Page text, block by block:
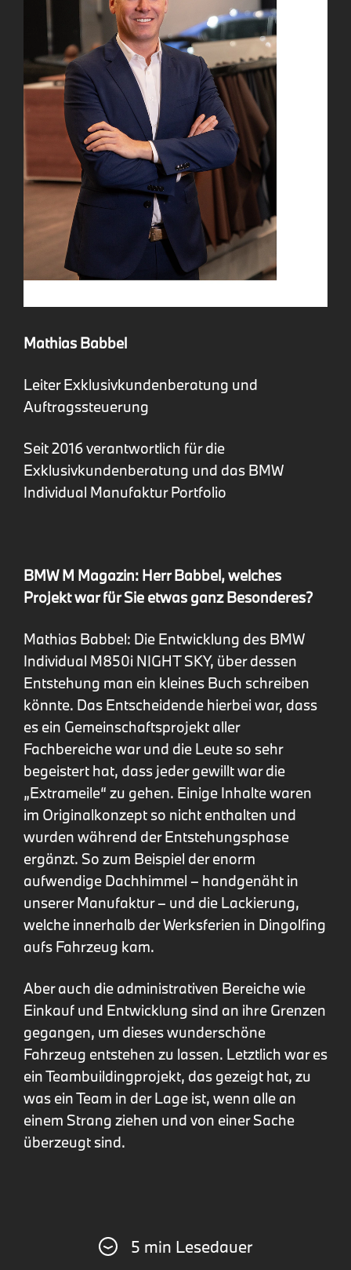
5 min Lesedauer
Mathias Babbel
Leiter Exklusivkundenberatung und
Auftragssteuerung
Seit 2016 verantwortlich für die
Exklusivkundenberatung und das BMW
Individual Manufaktur Portfolio
BMW M Magazin: Herr Babbel, welches
Projekt war für Sie etwas ganz Besonderes?
Mathias Babbel: Die Entwicklung des BMW
Individual M850i NIGHT SKY, über dessen
Entstehung man ein kleines Buch schreiben
könnte. Das Entscheidende hierbei war, dass
es ein Gemeinschaftsprojekt aller
Fachbereiche war und die Leute so sehr
begeistert hat, dass jeder gewillt war die
„Extrameile“ zu gehen. Einige Inhalte waren
im Originalkonzept so nicht enthalten und
wurden während der Entstehungsphase
ergänzt. So zum Beispiel der enorm
aufwendige Dachhimmel – handgenäht in
unserer Manufaktur – und die Lackierung,
welche innerhalb der Werksferien in Dingolfing
aufs Fahrzeug kam.
Aber auch die administrativen Bereiche wie
Einkauf und Entwicklung sind an ihre Grenzen
gegangen, um dieses wunderschöne
Fahrzeug entstehen zu lassen. Letztlich war es
ein Teambuildingprojekt, das gezeigt hat, zu
was ein Team in der Lage ist, wenn alle an
einem Strang ziehen und von einer Sache
überzeugt sind.